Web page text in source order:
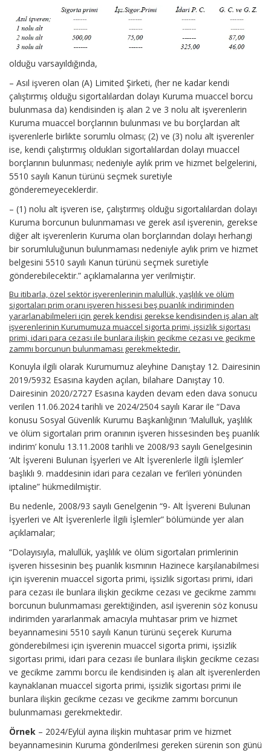
olduğu varsayıldığında,
– Asıl işveren olan (A) Limited Şirketi, (her ne kadar kendi
çalıştırmış olduğu sigortalılardan dolayı Kuruma muaccel borcu
bulunmasa da) kendisinden iş alan 2 ve 3 nolu alt işverenlerin
Kuruma muaccel borçlarının bulunması ve bu borçlardan alt
işverenlerle birlikte sorumlu olması; (2) ve (3) nolu alt işverenler
ise, kendi çalıştırmış oldukları sigortalılardan dolayı muaccel
borçlarının bulunması; nedeniyle aylık prim ve hizmet belgelerini,
5510 sayılı Kanun türünü seçmek suretiyle
gönderemeyeceklerdir.
– (1) nolu alt işveren ise, çalıştırmış olduğu sigortalılardan dolayı
Kuruma borcunun bulunmaması ve gerek asıl işverenin, gerekse
diğer alt işverenlerin Kuruma olan borçlarından dolayı herhangi
bir sorumluluğunun bulunmaması nedeniyle aylık prim ve hizmet
belgesini 5510 sayılı Kanun türünü seçmek suretiyle
gönderebilecektir.” açıklamalarına yer verilmiştir.
Bu itibarla, özel sektör işverenlerinin malullük, yaşlılık ve ölüm
sigortaları prim oranı işveren hissesi beş puanlık indiriminden
yararlanabilmeleri için gerek kendisi gerekse kendisinden iş alan alt
işverenlerinin Kurumumuza muaccel sigorta primi, işsizlik sigortası
primi, idari para cezası ile bunlara ilişkin gecikme cezası ve gecikme
zammı borcunun bulunmaması gerekmektedir.
Konuyla ilgili olarak Kurumumuz aleyhine Danıştay 12. Dairesinin
2019/5932 Esasına kayden açılan, bilahare Danıştay 10.
Dairesinin 2020/2727 Esasına kayden devam eden dava sonucu
verilen 11.06.2024 tarihli ve 2024/2504 sayılı Karar ile “Dava
konusu Sosyal Güvenlik Kurumu Başkanlığının ‘Malulluk, yaşlılık
ve ölüm sigortaları prim oranının işveren hissesinden beş puanlık
indirim’ konulu 13.11.2008 tarihli ve 2008/93 sayılı Genelgesinin
‘Alt İşvereni Bulunan İşyerleri ve Alt İşverenlerle İlgili İşlemler’
başlıklı 9. maddesinin idari para cezaları ve fer’ileri yönünden
iptaline” hükmedilmiştir.
Bu nedenle, 2008/93 sayılı Genelgenin “9- Alt İşvereni Bulunan
İşyerleri ve Alt İşverenlerle İlgili İşlemler” bölümünde yer alan
açıklamalar;
“Dolayısıyla, malullük, yaşlılık ve ölüm sigortaları primlerinin
işveren hissesinin beş puanlık kısmının Hazinece karşılanabilmesi
için işverenin muaccel sigorta primi, işsizlik sigortası primi, idari
para cezası ile bunlara ilişkin gecikme cezası ve gecikme zammı
borcunun bulunmaması gerektiğinden, asıl işverenin söz konusu
indirimden yararlanmak amacıyla muhtasar prim ve hizmet
beyannamesini 5510 sayılı Kanun türünü seçerek Kuruma
gönderebilmesi için işverenin muaccel sigorta primi, işsizlik
sigortası primi, idari para cezası ile bunlara ilişkin gecikme cezası
ve gecikme zammı borcu ile kendisinden iş alan alt işverenlerden
kaynaklanan muaccel sigorta primi, işsizlik sigortası primi ile
bunlara ilişkin gecikme cezası ve gecikme zammı borcunun
bulunmaması gerekmektedir.
Örnek – 2024/Eylül ayına ilişkin muhtasar prim ve hizmet
beyannamesinin Kuruma gönderilmesi gereken sürenin son günü